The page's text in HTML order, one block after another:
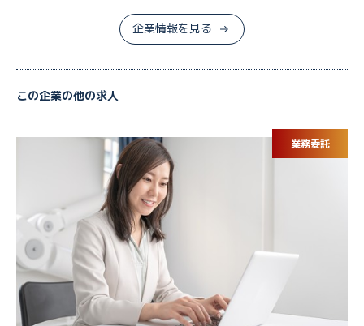
企業情報を見る
この企業の他の求人
業務委託